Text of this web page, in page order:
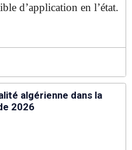
d’application en l’état.
algérienne dans la
2026